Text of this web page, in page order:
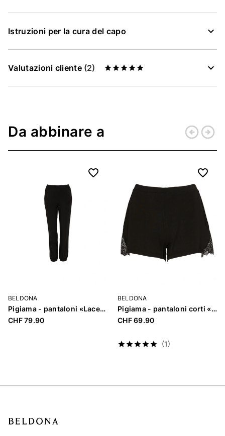
Istruzioni per la cura del capo
Valutazioni cliente (2)
Da abbinare a arrow_circle_leftarrow_circle_right
BELDONA
Pigiama - pantaloni «Lacey Dreams»
CHF 79.90
BELDONA
Pigiama - pantaloni corti «Lacey Dreams»
CHF 69.90
(1)